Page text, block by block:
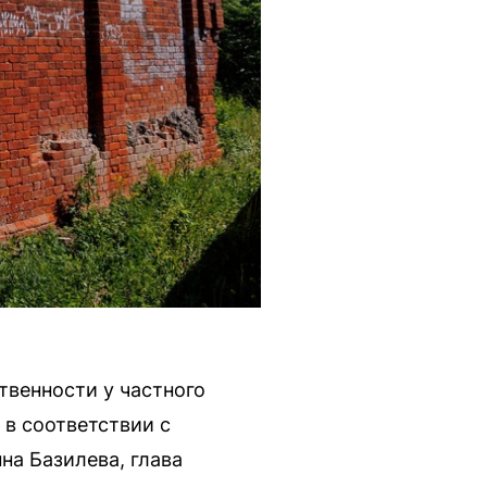
у частного
соответствии с
Базилева, глава